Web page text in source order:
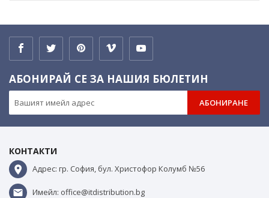
АБОНИРАЙ СЕ ЗА НАШИЯ БЮЛЕТИН
АБОНИРАНЕ
КОНТАКТИ
Адрес: гр. София, бул. Христофор Колумб №56
Имейл: office@itdistribution.bg